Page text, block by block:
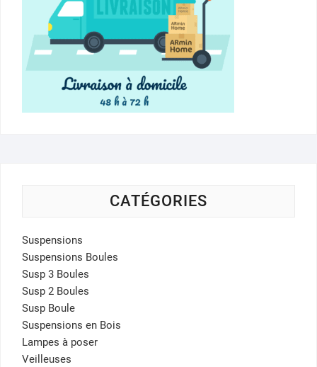
CATÉGORIES
Suspensions
Suspensions Boules
Susp 3 Boules
Susp 2 Boules
Susp Boule
Suspensions en Bois
Lampes à poser
Veilleuses